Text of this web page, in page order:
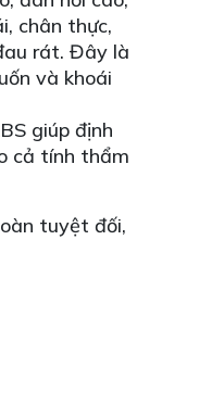
chân thực,
rát. Đây là
và khoái
giúp định
cả tính thẩm
tuyệt đối,